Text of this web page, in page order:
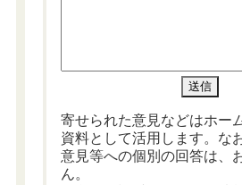
寄せられた意見などはホー
資料として活用します。な
意見等への個別の回答は、
ん。